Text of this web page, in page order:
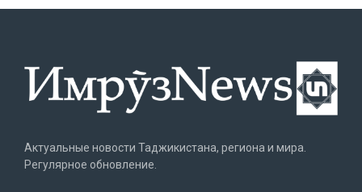
Актуальные новости Таджикистана, региона и мира.
Регулярное обновление.